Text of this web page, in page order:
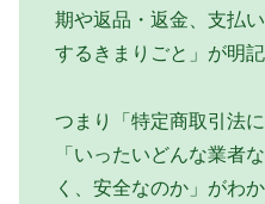
期や返品・返金、支払
するきまりごと」が明記
つまり「特定商取引法
「いったいどんな業者
く、安全なのか」がわ